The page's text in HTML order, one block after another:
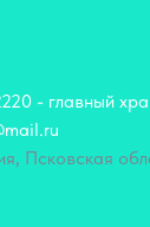
- главный
Псковская